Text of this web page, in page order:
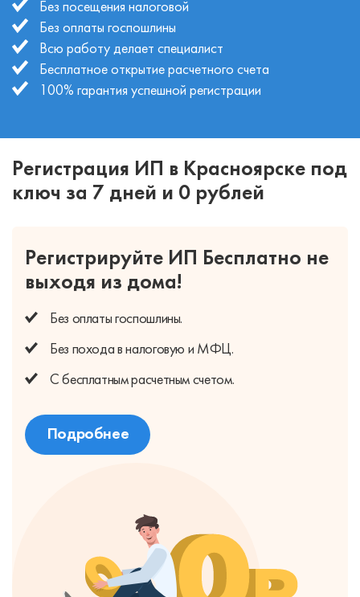
Без посещения налоговой
Без оплаты госпошлины
Всю работу делает специалист
Бесплатное открытие расчетного счета
100% гарантия успешной регистрации
Регистрация ИП в Красноярске под
ключ за 7 дней и 0 рублей
Регистрируйте ИП Бесплатно не
выходя из дома!
Без оплатыгоспошлины.
Без походав налоговую и МФЦ.
С бесплатнымрасчетным счетом.
Подробнее